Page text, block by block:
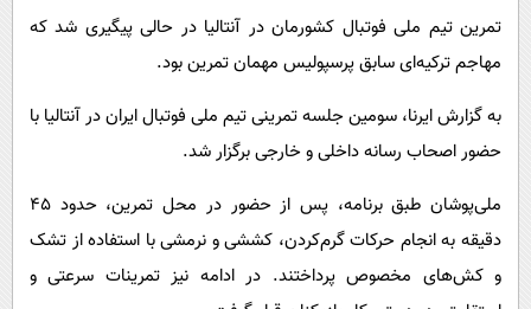
سلامت
فرهنگی
روانشناسی
تمرین تیم ملی فوتبال کشورمان در آنتالیا در حالی پیگیری شد که
مهاجم ترکیه‌ای سابق پرسپولیس مهمان تمرین بود.
به گزارش ایرنا، سومین جلسه تمرینی تیم ملی فوتبال ایران در آنتالیا با
حضور اصحاب رسانه داخلی و خارجی برگزار شد.
ملی‌پوشان طبق برنامه، پس از حضور در محل تمرین، حدود ۴۵
دقیقه به انجام حرکات گرم‌کردن، کششی و نرمشی با استفاده از تشک
و کش‌های مخصوص پرداختند. در ادامه نیز تمرینات سرعتی و